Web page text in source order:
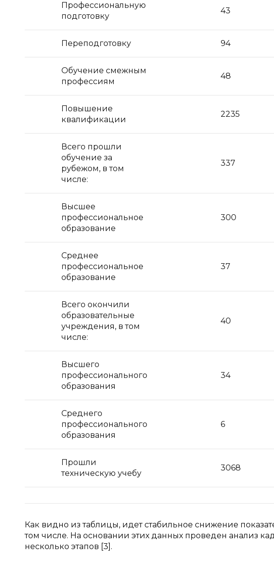
Профессиональную
подготовку
43
Переподготовку 94
Обучение смежным
профессиям
48
Повышение
квалификации
2235
Всего прошли
обучение за
рубежом, в том
числе:
337
Высшее
профессиональное
образование
300
Среднее
профессиональное
образование
37
Всего окончили
образовательные
учреждения, в том
числе:
40
Высшего
профессионального
образования
34
Среднего
профессионального
образования
6
Прошли
техническую учебу
3068
Как видно из таблицы, идет стабильное снижение
том числе. На основании этих данных проведен анализ
несколько этапов [3].